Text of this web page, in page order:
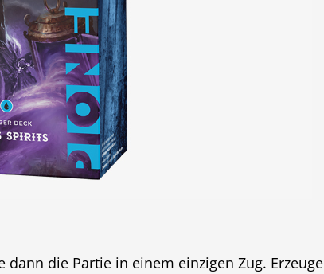
die Partie in einem einzigen Zug. Erzeuge